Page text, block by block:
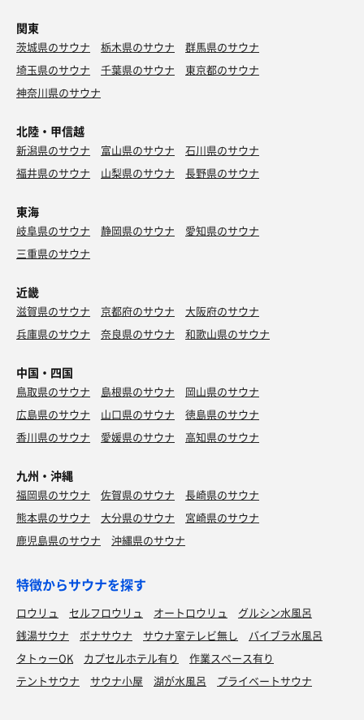
関東
茨城県のサウナ 栃木県のサウナ
群馬県のサウナ
埼玉県のサウナ
千葉県のサウナ
東京都のサウナ
神奈川県のサウナ
北陸・甲信越
新潟県のサウナ 富山県のサウナ
石川県のサウナ
福井県のサウナ
山梨県のサウナ 長野県のサウナ
東海
岐阜県のサウナ 静岡県のサウナ
愛知県のサウナ
三重県のサウナ
近畿
滋賀県のサウナ 京都府のサウナ
大阪府のサウナ
兵庫県のサウナ
奈良県のサウナ 和歌山県のサウナ
中国・四国
鳥取県のサウナ 島根県のサウナ
岡山県のサウナ
広島県のサウナ
山口県のサウナ
徳島県のサウナ
香川県のサウナ
愛媛県のサウナ 高知県のサウナ
九州・沖縄
福岡県のサウナ 佐賀県のサウナ
長崎県のサウナ
熊本県のサウナ
大分県のサウナ
宮崎県のサウナ
鹿児島県のサウナ
沖縄県のサウナ
特徴からサウナを探す
ロウリュ セルフロウリュ オートロウリュ
グルシン水風呂
銭湯サウナ
ボナサウナ サウナ室テレビ無し
バイブラ水風呂
タトゥーOK
カプセルホテル有り
作業スペース有り
テントサウナ
サウナ小屋 湖が水風呂 プライベートサウナ